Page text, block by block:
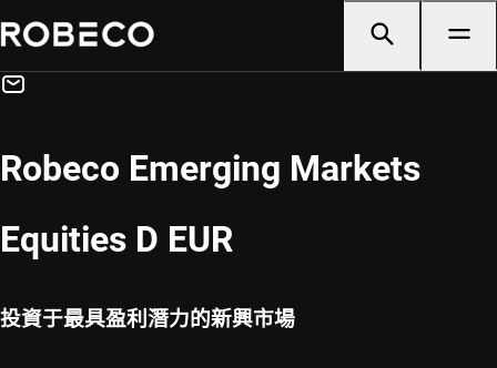
Robeco Emerging Markets
Equities D EUR
投資于最具盈利潛力的新興市場